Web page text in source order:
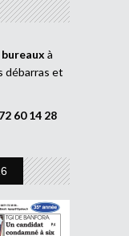
bureaux à
débarras et
72 60 14 28